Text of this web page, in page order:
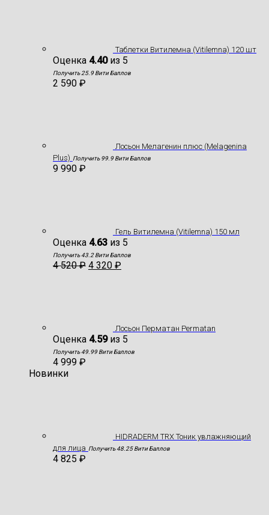
Таблетки Витилемна (Vitilemna) 120 шт
Оценка 4.40из 5
Получить 25.9 Вити Баллов
2 590 ₽
Лосьон Мелагенин плюс (Melagenina
Plus) Получить 99.9 Вити Баллов
9 990 ₽
Гель Витилемна (Vitilemna) 150 мл
Оценка 4.63 из 5
Получить 43.2 Вити Баллов
4 520₽ 4 320 ₽
Лосьон Перматан Permatan
Оценка 4.59из 5
Получить 49.99 Вити Баллов
4 999 ₽
Новинки
HIDRADERM TRX Тоник увлажняющий
для лица Получить 48.25 Вити Баллов
4 825 ₽